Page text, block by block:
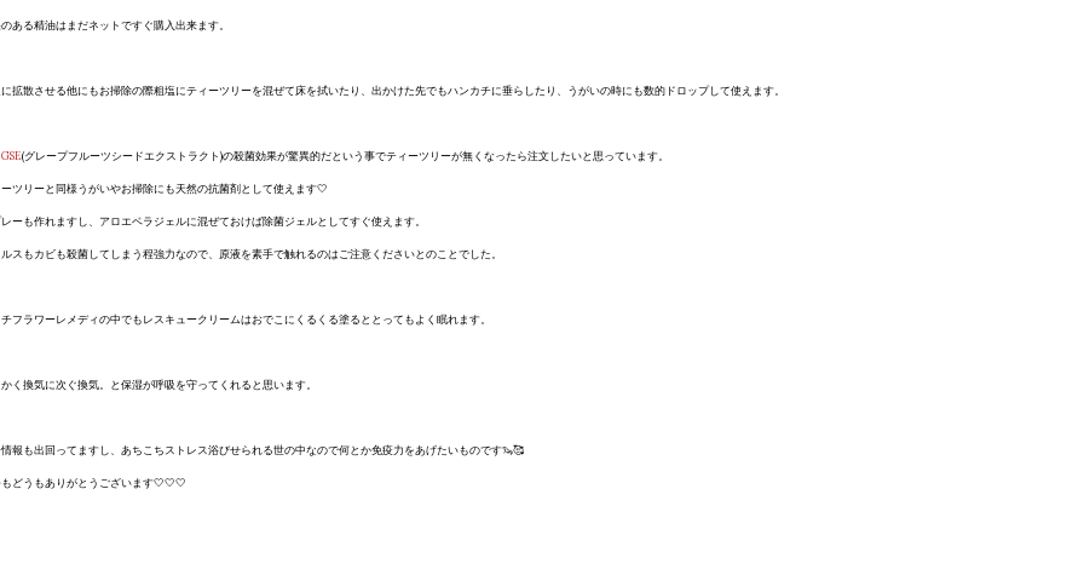
ある精油はまだネットですぐ購入出来ます。
拡散させる他にもお掃除の際粗塩にティーツリーを混ぜて床を拭いたり、出かけた先でもハンカチに垂らしたり、うがいの時にも数的ドロップして使えます。
GSE(グレープフルーツシードエクストラクト)の殺菌効果が驚異的だという事でティーツリーが無くなったら注文したいと思っています。
ツリーと同様うがいやお掃除にも天然の抗菌剤として使えます🤍
ーも作れますし、アロエベラジェルに混ぜておけば除菌ジェルとしてすぐ使えます。
スもカビも殺菌してしまう程強力なので、原液を素手で触れるのはご注意くださいとのことでした。
フラワーレメディの中でもレスキュークリームはおでこにくるくる塗るととってもよく眠れます。
く換気に次ぐ換気。と保湿が呼吸を守ってくれると思います。
報も出回ってますし、あちこちストレス浴びせられる世の中なので何とか免疫力をあげたいものです🦦🥰
どうもありがとうございます🤍🤍🤍